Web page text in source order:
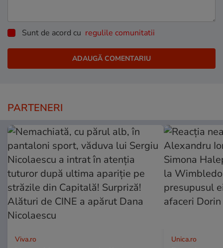
Sunt de acord cu regulile comunitatii
PARTENERI
Viva.ro Unica.ro